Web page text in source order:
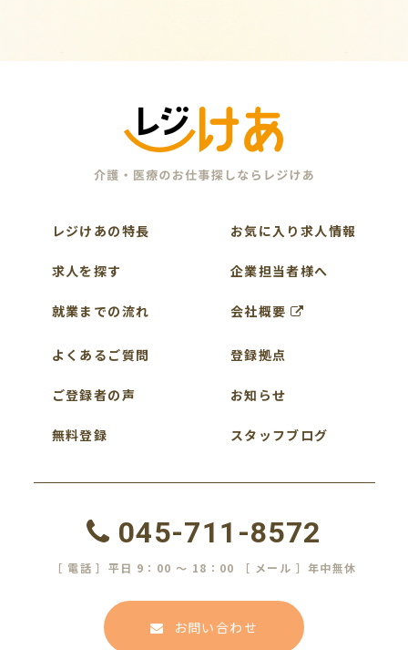
レジけあの特長
求人を探す
就業までの流れ
よくあるご質問
ご登録者の声
無料登録
お気に入り求人情報
企業担当者様へ
会社概要
登録拠点
お知らせ
スタッフブログ
045-711-8572
［ 電話 ］平日 9：00 ～ 18：00 ［ メール ］年中無休
お問い合わせ